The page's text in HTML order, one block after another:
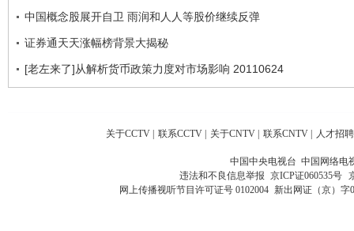
中国概念股展开自卫 雨润和人人等股价继续反弹
证券通天天涨幅榜背景大揭秘
[老左来了]从解析货币政策力度对市场影响 20110624
关于CCTV 联系CCTV 关于CNTV 联系CNTV 人才招聘
中国中央电视台 中国网络电
违法和不良信息举报 京ICP证060535号
网上传播视听节目许可证号 0102004 新出网证（京）